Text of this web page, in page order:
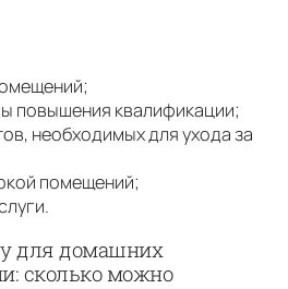
повышения квалификации;
необходимых для ухода за
помещений;
для домашних
сколько можно